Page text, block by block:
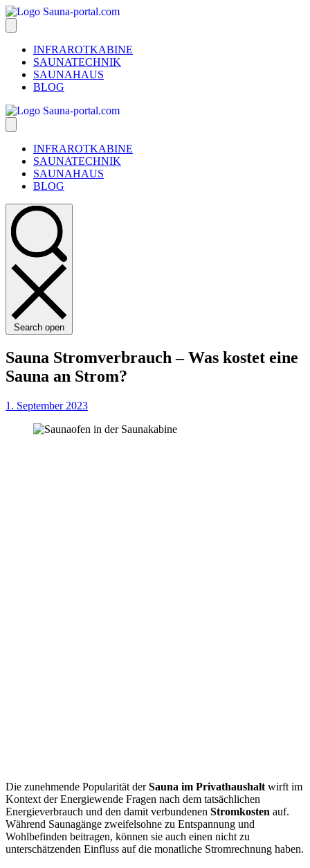
INFRAROTKABINE
SAUNATECHNIK
SAUNAHAUS
BLOG
INFRAROTKABINE
SAUNATECHNIK
SAUNAHAUS
BLOG
Search open
Sauna Stromverbrauch – Was kostet eine
Sauna an Strom?
1. September 2023
Die zunehmende Popularität derSauna im Privathaushalt wirft im
Kontext der Energiewende Fragen nach dem tatsächlichen
Energieverbrauch und den damit verbundenen Stromkosten auf.
Während Saunagänge zweifelsohne zu Entspannung und
Wohlbefinden beitragen, können sie auch einen nicht zu
unterschätzenden Einfluss auf die monatliche Stromrechnung haben.